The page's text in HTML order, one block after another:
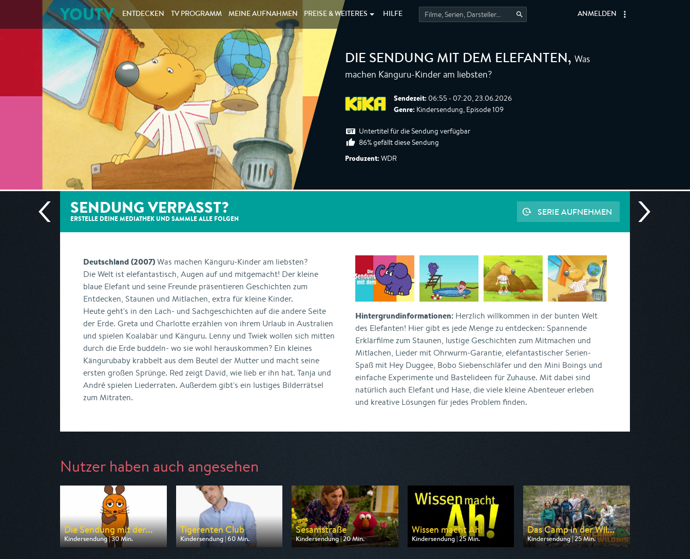
YOUTV ENTDECKEN TV PROGRAMM MEINE AUFNAHMEN PREISE & WEITERES HILFE ANMELDEN
DIE SENDUNG MIT DEM ELEFANTEN, Was
machen Känguru-Kinder am liebsten?
Sendezeit: 06:55 - 07:20, 23.06.2026
Genre: Kindersendung, Episode 109
Untertitel für die Sendung verfügbar
86% gefällt diese Sendung
Produzent: WDR
SENDUNG VERPASST?
ERSTELLE DEINE MEDIATHEK UND SAMMLE ALLE FOLGEN
SERIE AUFNEHMEN
Deutschland (2007)Was machen Känguru-Kinder am liebsten?
Die Welt ist elefantastisch, Augen auf und mitgemacht! Der kleine
blaue Elefant und seine Freunde präsentieren Geschichten zum
Entdecken, Staunen und Mitlachen, extra für kleine Kinder.
Heute geht's in den Lach- und Sachgeschichten auf die andere Seite
der Erde. Greta und Charlotte erzählen von ihrem Urlaub in Australien
und spielen Koalabär und Känguru. Lenny und Twiek wollen sich mitten
durch die Erde buddeln- wo sie wohl herauskommen? Ein kleines
Kängurubaby krabbelt aus dem Beutel der Mutter und macht seine
ersten großen Sprünge. Red zeigt David, wie lieb er ihn hat. Tanja und
André spielen Liederraten. Außerdem gibt's ein lustiges Bilderrätsel
zum Mitraten.
Hintergrundinformationen: Herzlich willkommen in der bunten Welt
des Elefanten! Hier gibt es jede Menge zu entdecken: Spannende
Erklärfilme zum Staunen, lustige Geschichten zum Mitmachen und
Mitlachen, Lieder mit Ohrwurm-Garantie, elefantastischer Serien-
Spaß mit Hey Duggee, Bobo Siebenschläfer und den Mini Boings und
einfache Experimente und Bastelideen für Zuhause. Mit dabei sind
natürlich auch Elefant und Hase, die viele kleine Abenteuer erleben
und kreative Lösungen für jedes Problem finden.
Nutzer haben auch angesehen
Die Sendung mit der...
Kindersendung | 30 Min.
Ausgestrahlt von ARD
Tigerenten Club
Kindersendung | 60 Min.
Ausgestrahlt von ARD
Sesamstraße
Kindersendung | 20 Min.
Ausgestrahlt von KiKA
Wissen macht Ah!
Kindersendung | 25 Min.
Ausgestrahlt von ARD alpha
Das Camp in der Wil...
Kindersendung | 25 Min.
Ausgestrahlt von WDR